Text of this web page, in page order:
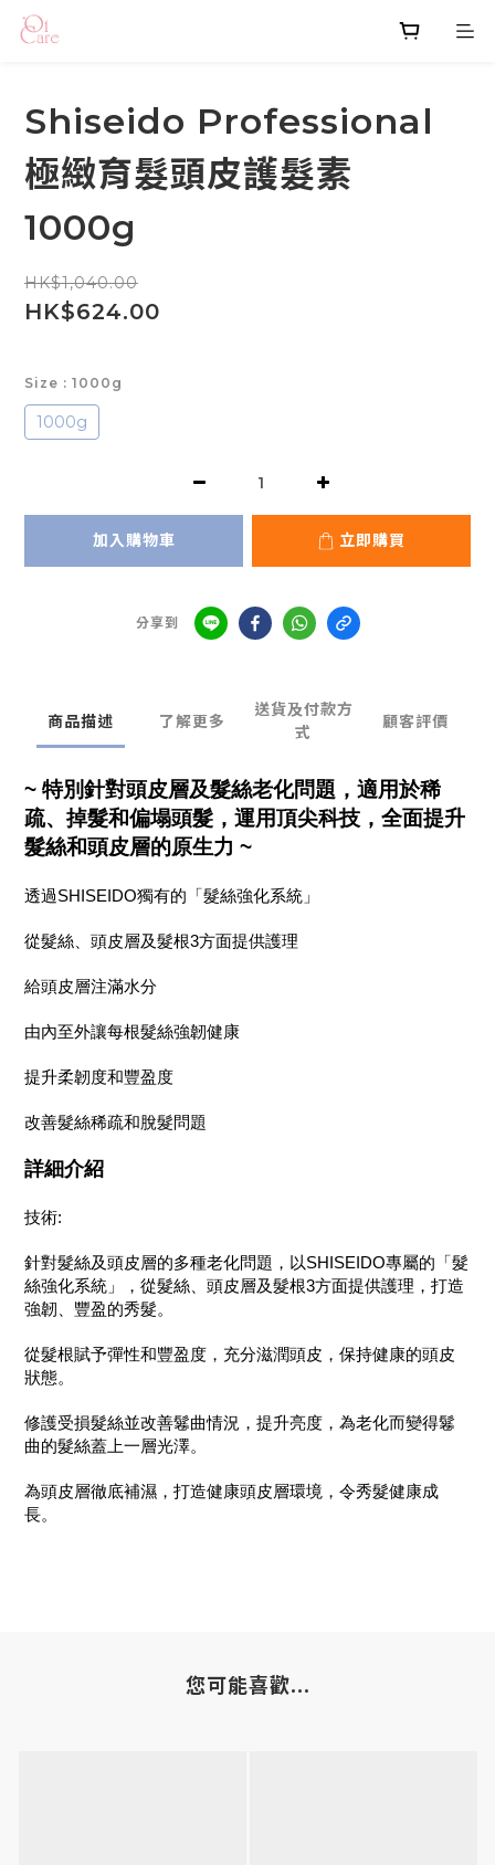
Shiseido Professional
極緻育髮頭皮護髮素
1000g
HK$1,040.00
HK$624.00
Size : 1000g
1000g
加入購物車 立即購買
分享到
商品描述 了解更多
送貨及付款方
式
顧客評價
~ 特別針對頭皮層及髮絲老化問題，適用於稀
疏、掉髮和偏塌頭髮，運用頂尖科技，全面提升
髮絲和頭皮層的原生力 ~
透過SHISEIDO獨有的「髮絲強化系統」
從髮絲、頭皮層及髮根3方面提供護理
給頭皮層注滿水分
由內至外讓每根髮絲強韌健康
提升柔韌度和豐盈度
改善髮絲稀疏和脫髮問題
詳細介紹
技術:
針對髮絲及頭皮層的多種老化問題，以SHISEIDO專屬的「髮
絲強化系統」，從髮絲、頭皮層及髮根3方面提供護理，打造
強韌、豐盈的秀髮。
從髮根賦予彈性和豐盈度，充分滋潤頭皮，保持健康的頭皮
狀態。
修護受損髮絲並改善鬈曲情況，提升亮度，為老化而變得鬈
曲的髮絲蓋上一層光澤。
為頭皮層徹底補濕，打造健康頭皮層環境，令秀髮健康成
長。
您可能喜歡...